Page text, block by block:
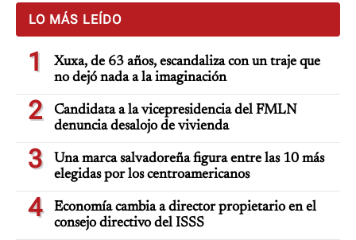
LO MÁS LEÍDO
1
Xuxa, de 63 años, escandaliza con un traje que
no dejó nada a la imaginación
2
Candidata a la vicepresidencia del FMLN
denuncia desalojo de vivienda
3
Una marca salvadoreña figura entre las 10 más
elegidas por los centroamericanos
4
Economía cambia a director propietario en el
consejo directivo del ISSS